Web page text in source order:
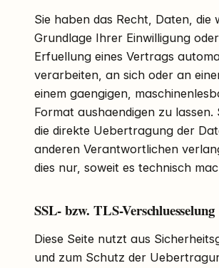
Sie haben das Recht, Daten, die
Grundlage Ihrer Einwilligung
Erfuellung eines Vertrags
verarbeiten, an sich oder an
einem gaengigen,
Format aushaendigen zu lassen.
die direkte Uebertragung der
anderen Verantwortlichen
dies nur, soweit es technisch
SSL- bzw. TLS-Verschluesselung
Diese Seite nutzt aus
und zum Schutz der